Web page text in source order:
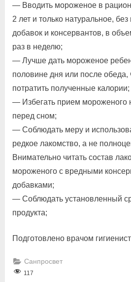
— Вводить мороженое в
2 лет и только натуральное,
добавок и консервантов, в
раз в неделю;
— Лучше дать мороженое
половине дня или после
потратить полученные калории;
— Избегать прием мороженого
перед сном;
— Соблюдать меру и
редкое лакомство, а не
Внимательно читать состав
мороженого с вредными
добавками;
— Соблюдать установленный
продукта;
Подготовлено врачом
Санпросвет
117